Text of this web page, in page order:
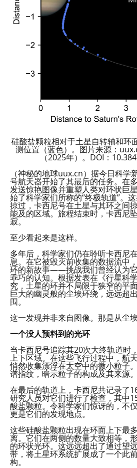
硅酸盐颗粒相对于土星自转轴和环
测位置（蓝色）。图片来源：
（2025年）。DOI：
（神秘的地球uux.cn）据今日科学
号航天器开始了其最后的任务。在
发送惊艳图像并重塑人类对环状巨
始了科学家们所称的“终极轨道”。
掠过，卡西尼号在土星与其环之间
能及的区域。旅程结束时，卡西尼
寂。
至少看起来是这样。
多年后，科学家们仍在聆听卡西尼
息。在它被毁灭前收集的数据流中
环的新故事——挑战我们曾经认为
乖巧的认知。根据发表在《行星科
究，土星的环并不局限于狭窄的平
巨大的幽灵般的尘埃环绕，远远超
围。
这一发现并非来自图像。那是从尘埃
一个没人预料到的光环
当卡西尼号追踪其20次大终轨道时
上下区域。在这些飞行过程中，航
悄然收集漂浮在太空中的微小粒子
谱指纹，暗示粒子的构成及其来源。
在最后的轨道上，卡西尼共记录了
研究人员对它们进行了检查，其中
酸盐颗粒。令科学家们惊讶的，不
更是它们的发现地点。
这些硅酸盐颗粒出现在环面上下最
离。它们在两侧的数量大致相等，
的环状光环。这远远超出了通过望
带，将土星环系统扩展成了一个此
构。